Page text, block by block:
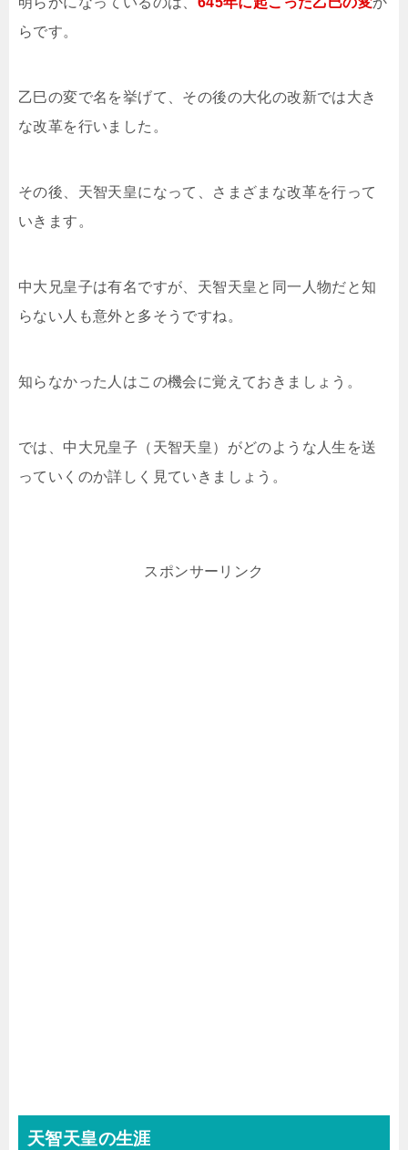
らです。
乙巳の変で名を挙げて、その後の大化の改新では大き
な改革を行いました。
その後、天智天皇になって、さまざまな改革を行って
いきます。
中大兄皇子は有名ですが、天智天皇と同一人物だと知
らない人も意外と多そうですね。
知らなかった人はこの機会に覚えておきましょう。
では、中大兄皇子（天智天皇）がどのような人生を送
っていくのか詳しく見ていきましょう。
スポンサーリンク
天智天皇の生涯